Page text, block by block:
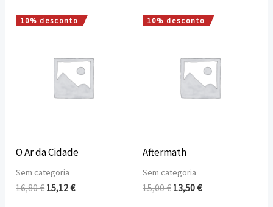
10% desconto
O Ar da Cidade
Sem categoria
16,80€
O
era:
16,80 €.
15,12€
O
é:
15,12 €.
10% desconto
Aftermath
Sem categoria
15,00€
O
era:
15,00 €.
13,50€
O
é:
13,50 €.